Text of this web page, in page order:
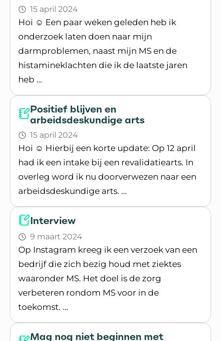
15 april 2024
Hoi ☺️ Een paar weken geleden heb ik
onderzoek laten doen naar mijn
darmproblemen, naast mijn MS en de
histamineklachten die ik de laatste jaren
heb …
Lees blogpost
Positief blijven en
arbeidsdeskundige arts
15 april 2024
Hoi ☺️ Hierbij een korte update: Op 12 april
had ik een intake bij een revalidatiearts. In
overleg word ik nu doorverwezen naar een
arbeidsdeskundige arts. …
Lees blogpost
Interview
9 maart 2024
Op Instagram kreeg ik een verzoek van een
bedrijf die zich bezig houd met ziektes
waaronder MS. Het doel is de zorg
verbeteren rondom MS voor in de
toekomst. …
Lees blogpost
Mag nog niet beginnen met